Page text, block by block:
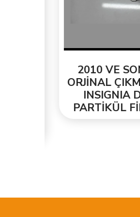
2010 VE
ORJİNAL ÇIKMA
INSIGNIA
PARTİKÜL